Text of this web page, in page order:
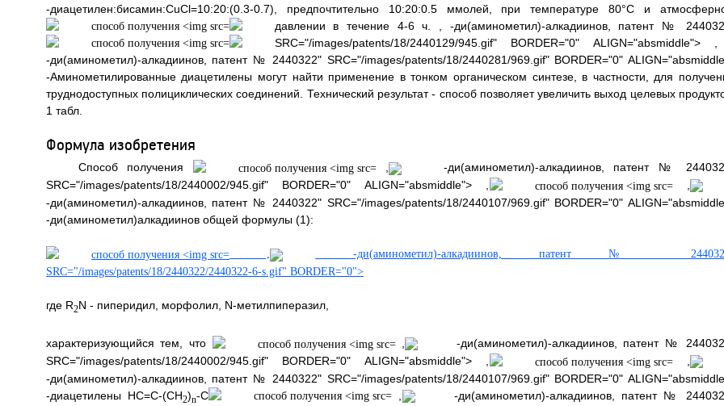
-диацетилен:бисамин:CuCl=10:20:(0.3-0.7), предпочтительно 10:20:0.5 ммолей, при температуре 80°С и
давлении в течение 4-6 ч. , -ди(аминометил)-алкадиинов, патент №
SRC="/images/patents/18/2440129/945.gif" BORDER="0" ALIGN="absmiddle"> ,
-ди(аминометил)-алкадиинов, патент № 2440322" SRC="/images/patents/18/2440281/969.gif" BORDER="0"
-Аминометилированные диацетилены могут найти применение в тонком органическом синтезе, в частности, для
труднодоступных полициклических соединений. Технический результат - способ позволяет увеличить выход целевых
1 табл.
Формула изобретения
Способ получения ,
-ди(аминометил)-алкадиинов, патент №
SRC="/images/patents/18/2440002/945.gif" BORDER="0" ALIGN="absmiddle"> ,
,
-ди(аминометил)-алкадиинов, патент № 2440322" SRC="/images/patents/18/2440107/969.gif" BORDER="0"
-ди(аминометил)алкадиинов общей формулы (1):
,
-ди(аминометил)-алкадиинов, патент №
SRC="/images/patents/18/2440322/2440322-6-s.gif" BORDER="0">
где R2N - пиперидил, морфолил, N-метилпиперазил,
характеризующийся тем, что ,
-ди(аминометил)-алкадиинов, патент №
SRC="/images/patents/18/2440002/945.gif" BORDER="0" ALIGN="absmiddle"> ,
,
-ди(аминометил)-алкадиинов, патент № 2440322" SRC="/images/patents/18/2440107/969.gif" BORDER="0"
-диацетилены НС=С-(СН2)n-С
-ди(аминометил)-алкадиинов, патент №